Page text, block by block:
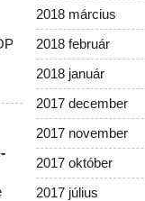
2018 március
2018 február
2018 január
2017 december
2017 november
2017 október
2017 július